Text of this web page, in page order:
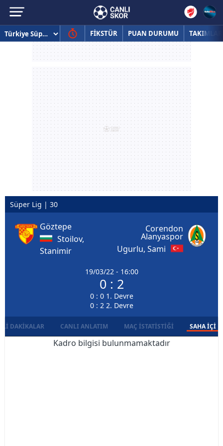
FİKSTÜR PUAN DURUMU TAKIMLAR
Süper Lig | 30
Göztepe
Stoilov,
Stanimir
19/03/22 - 16:00
0 : 2
0 : 0 1. Devre
0 : 2 2. Devre
Corendon
Alanyaspor
Ugurlu, Sami
DAKIKALAR CANLI ANLATIM MAÇ İSTATISTIĞI SAHA İÇI
Kadro bilgisi bulunmamaktadır